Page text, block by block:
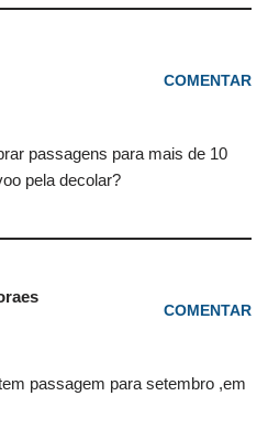
COMENTAR
passagens para mais de 10
pela decolar?
COMENTAR
passagem para setembro ,em